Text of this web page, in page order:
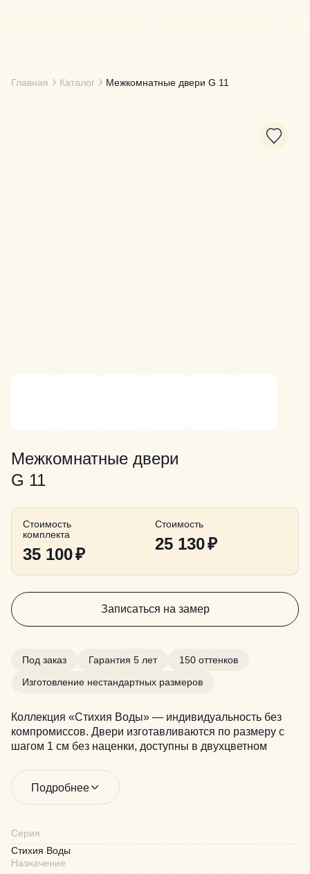
Главная Каталог Межкомнатные двери G 11
Межкомнатные двери
G 11
Стоимость
комплекта
35 100₽
Стоимость
25 130₽
Записаться на замер
Под заказ Гарантия 5 лет
150 оттенков
Изготовление нестандартных размеров
Коллекция «Стихия Воды» — индивидуальность без
компромиссов. Двери изготавливаются по размеру с
шагом 1 см без наценки, доступны в двухцветном
выпуск по эскизам. Быстрое производство, 5 лет
гарантии и комплексные интерьерные решения — всё
для воплощения ваших идей
Подробнее
Серия
Стихия Воды
Назначение